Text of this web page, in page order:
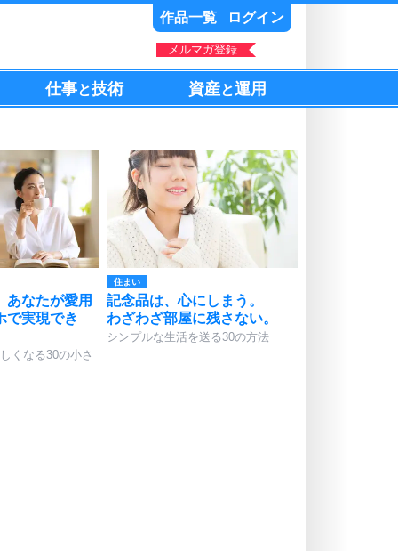
作品一覧 ログイン
メルマガ登録
仕事と技術 資産と運用
あなたが愛用
で実現でき
くなる30の小さ
住まい
記念品は、心にしまう。
わざわざ部屋に残さない。
シンプルな生活を送る30の方法